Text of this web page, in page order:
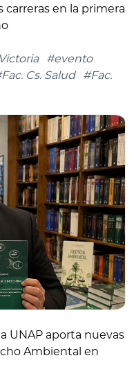
carreras en la primera
#evento
Cs. Salud
#Fac.
UNAP aporta nuevas
Ambiental en